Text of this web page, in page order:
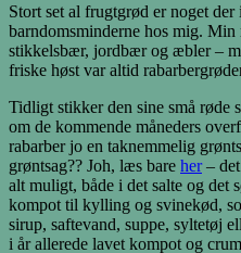
Stort set al frugtgrød er noget
barndomsminderne hos mig.
stikkelsbær, jordbær og æbler –
friske høst var altid
Tidligt stikker den sine små røde
om de kommende måneders
rabarber jo en taknemmelig
grøntsag?? Joh, læs bare her– det
alt muligt, både i det salte og
kompot til kylling og svinekød,
sirup, saftevand, suppe, syltetøj
i år allerede lavet kompot og